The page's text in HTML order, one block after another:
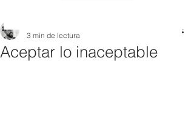
Aceptar lo inaceptable
3 min de lectura